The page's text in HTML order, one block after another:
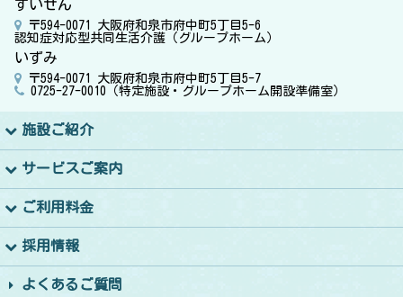
すいせん
〒594-0071
大阪府和泉市府中町5丁目5-6
認知症対応型共同生活介護（グループホーム）
いずみ
〒594-0071
大阪府和泉市府中町5丁目5-7
0725-27-0010（特定施設・グループホーム開設準備室）
施設ご紹介
サービスご案内
ご利用料金
採用情報
よくあるご質問